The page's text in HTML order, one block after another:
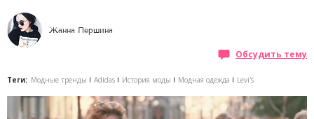
Жанна Першина
Обсудить тему
Теги: Модные тренды Adidas История моды Модная одежда Levi's